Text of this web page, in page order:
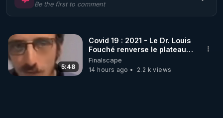
🌱 LE MAGAZINE RÉGÉNÈRE
🌱 LA BOUTIQUE DU MAGAZINE
Pour obtenir les anciens numéros que vous avez
Be the first to comment
5:48
Covid 19 : 2021 - Le Dr. Louis
Fouché renverse le plateau
de CNews !
Finalscape
14 hours ago
2.2 k views